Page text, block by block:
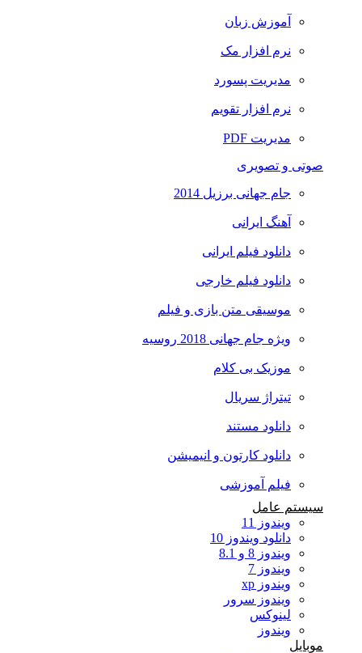
آموزش زبان
نرم افزار مک
مدیریت پسورد
نرم افزار تقویم
مدیریت PDF
صوتی و تصویری
جام جهانی برزیل 2014
آهنگ ایرانی
دانلود فیلم ایرانی
دانلود فیلم خارجی
موسیقی متن بازی و فیلم
ویژه جام جهانی 2018 روسیه
موزیک بی کلام
تیتراژ سریال
دانلود مستند
دانلود کارتون و انیمیشن
فیلم آموزشی
سیستم عامل
ویندوز 11
دانلود ویندوز 10
ویندوز 8 و 8.1
ویندوز 7
ویندوز xp
ویندوز سرور
لینوکس
ویندوز
موبایل